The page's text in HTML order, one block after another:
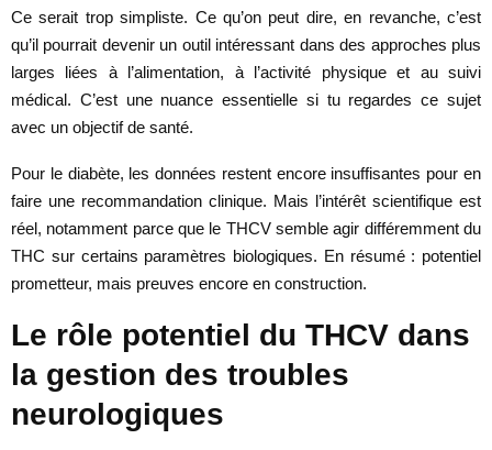
Ce serait trop simpliste. Ce qu’on peut dire, en revanche, c’est
qu’il pourrait devenir un outil intéressant dans des approches plus
larges liées à l’alimentation, à l’activité physique et au suivi
médical. C’est une nuance essentielle si tu regardes ce sujet
avec un objectif de santé.
Pour le diabète, les données restent encore insuffisantes pour en
faire une recommandation clinique. Mais l’intérêt scientifique est
réel, notamment parce que le THCV semble agir différemment du
THC sur certains paramètres biologiques. En résumé : potentiel
prometteur, mais preuves encore en construction.
Le rôle potentiel du THCV dans
la gestion des troubles
neurologiques